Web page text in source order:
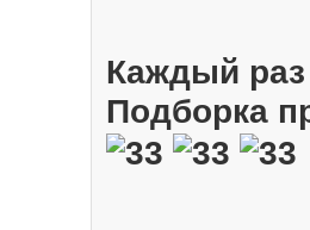
Каждый
Подборка